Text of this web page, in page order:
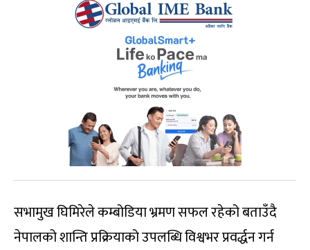
सभामुख घिमिरेले कम्बोडिया भ्रमण सफल रहेको बताउँदै
नेपालको शान्ति प्रक्रियाको उपलब्धि विश्वभर प्रवर्द्धन गर्न